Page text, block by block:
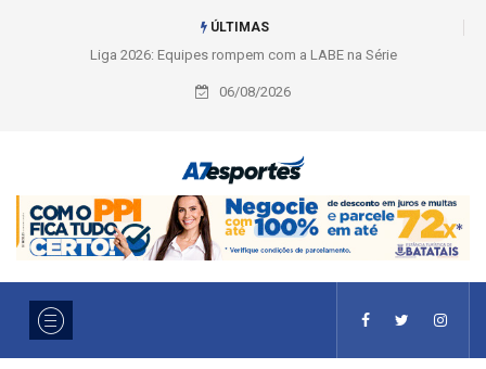
ÚLTIMAS
Liga 2026: Equipes rompem com a LABE na Série Ouro e entidade define
a 2° fase, times e formato
06/08/2026